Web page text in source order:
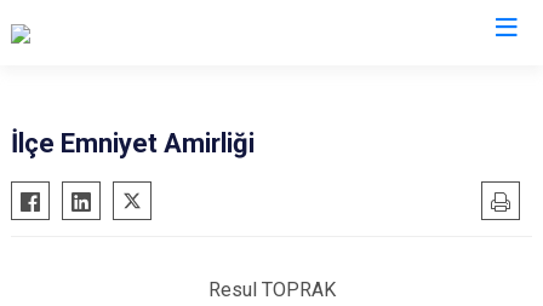
Ağaçören
Eskil
İlçe Emniyet Amirliği
Resul TOPRAK